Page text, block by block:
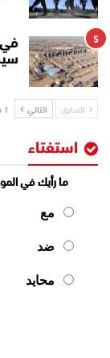
5
في
السابق التالي 1 من 1٬338
استفتاء
ما رأيك في
مع
ضد
محايد